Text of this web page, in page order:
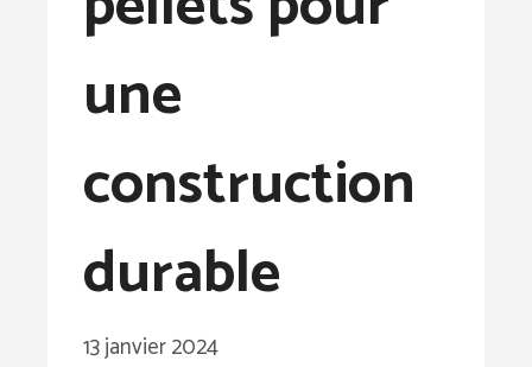
une
construction
durable
13 janvier 2024